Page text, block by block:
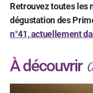
Retrouvez toutes les
dégustation des
n°41, actuellement
À découvrir